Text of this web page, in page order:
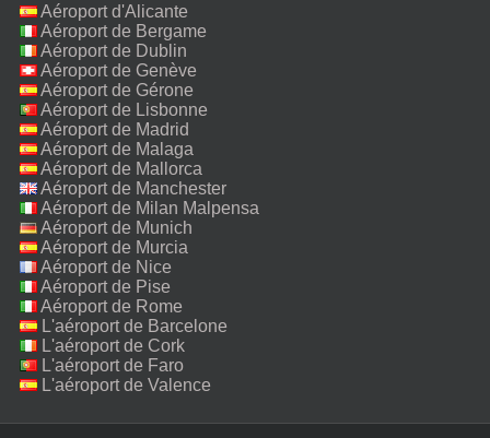
Aéroport d'Alicante
Aéroport de Bergame
Aéroport de Dublin
Aéroport de Genève
Aéroport de Gérone
Aéroport de Lisbonne
Aéroport de Madrid
Aéroport de Malaga
Aéroport de Mallorca
Aéroport de Manchester
Aéroport de Milan Malpensa
Aéroport de Munich
Aéroport de Murcia
Aéroport de Nice
Aéroport de Pise
Aéroport de Rome
Fiumicino
L'aéroport de Barcelone
L'aéroport de Cork
L'aéroport de Faro
L'aéroport de Valence